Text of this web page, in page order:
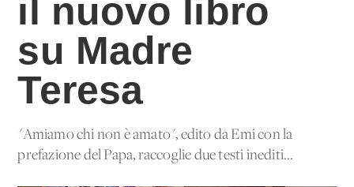
il nuovo libro
su Madre
Teresa
"Amiamo chi non è amato", edito da Emi con la
prefazione del Papa, raccoglie due testi inediti...